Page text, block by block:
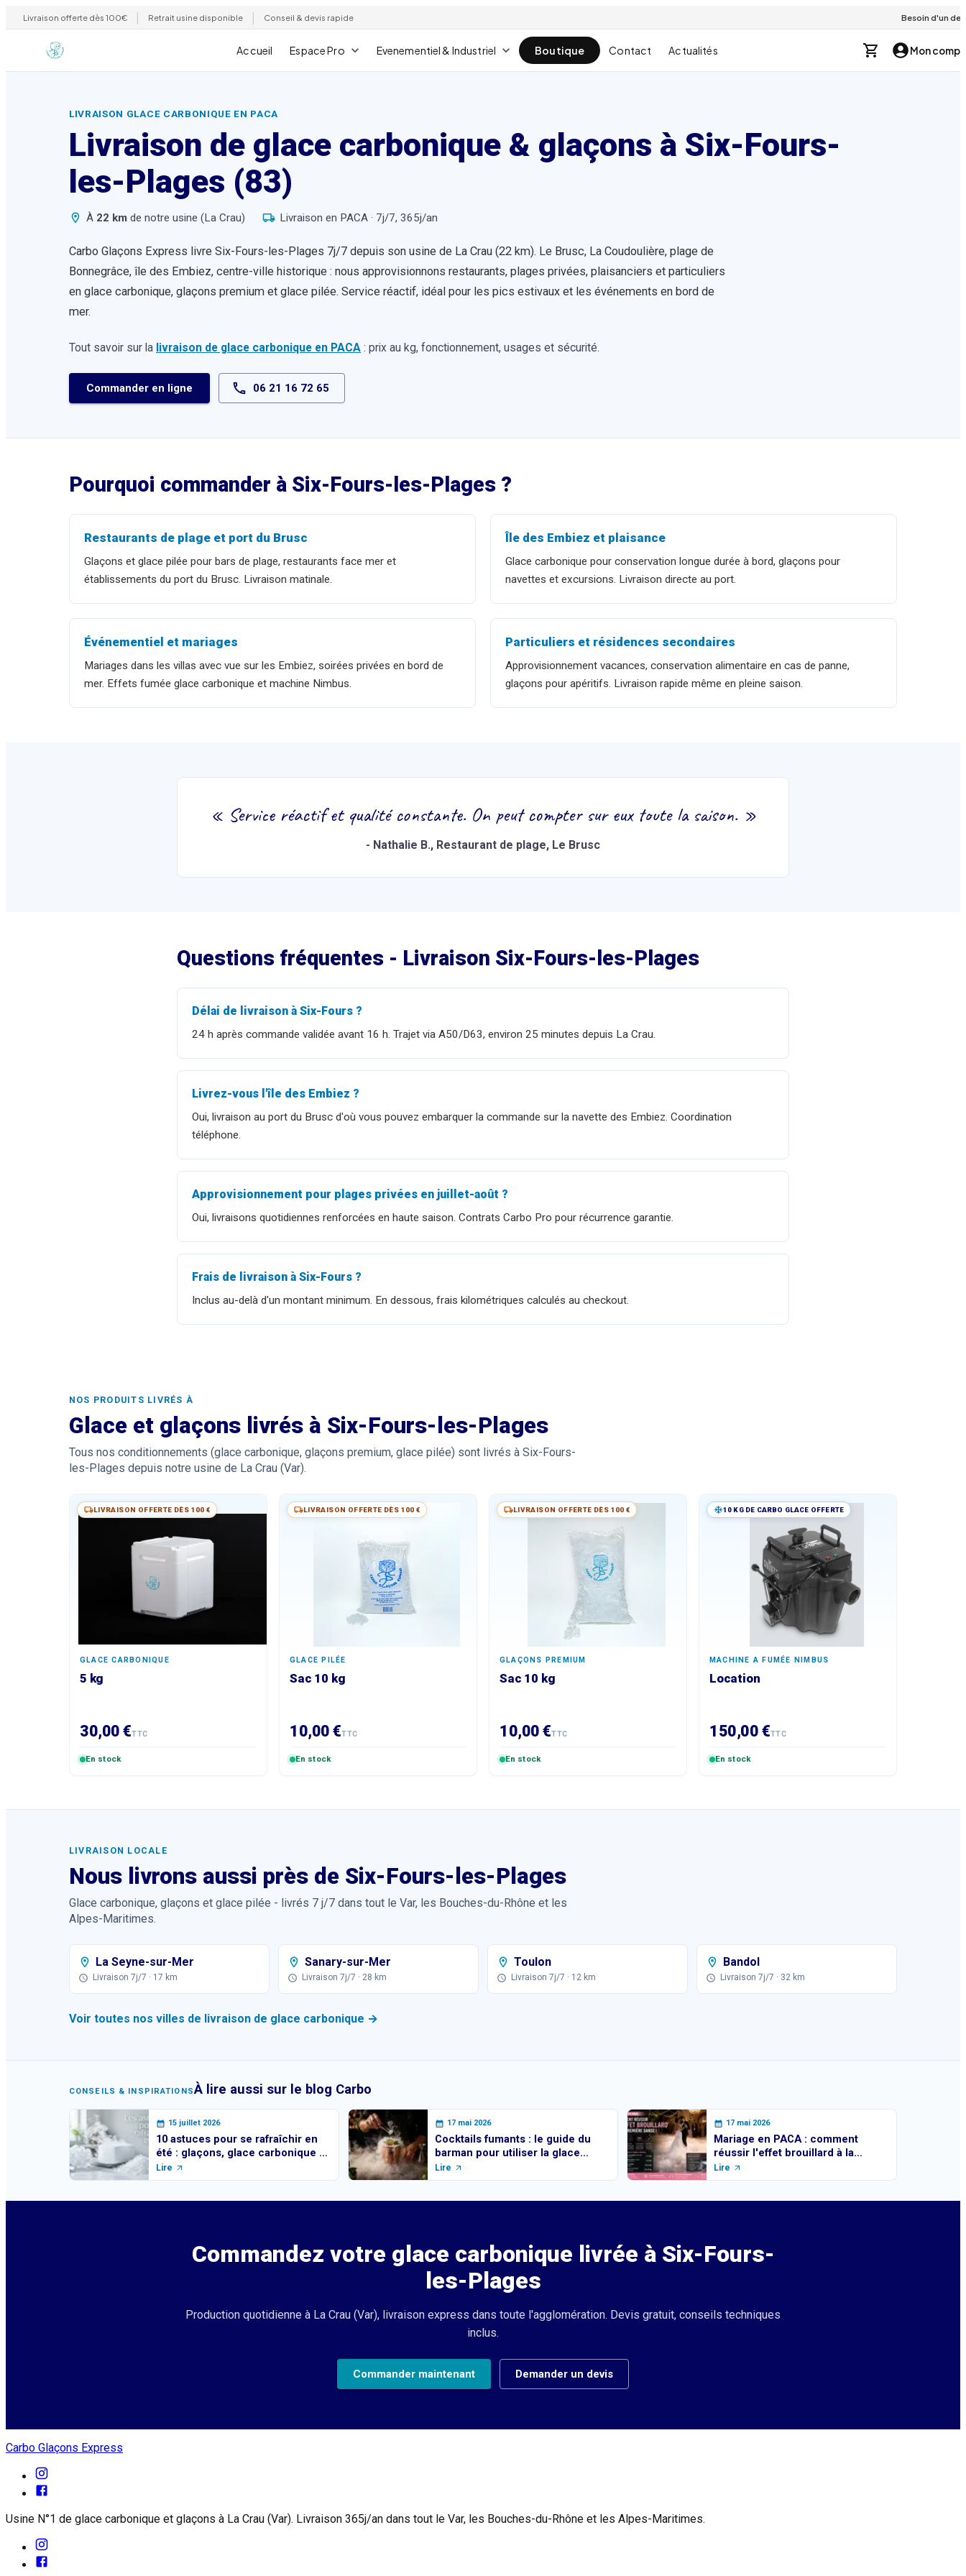
Livraison offerte dès 100€ | Retrait usine disponible | Conseil & devis rapide Besoin d'un
Accueil Espace Pro Evenementiel & Industriel Boutique Contact Actualités Mon
LIVRAISON GLACE CARBONIQUE EN PACA
Livraison de glace carbonique & glaçons à Six-Fours-
les-Plages (83)
À 22 km de notre usine (La Crau) Livraison en PACA · 7j/7, 365j/an
Carbo Glaçons Express livre Six-Fours-les-Plages 7j/7 depuis son usine de La Crau (22 km). Le Brusc, La Coudoulière, plage de
Bonnegrâce, île des Embiez, centre-ville historique : nous approvisionnons restaurants, plages privées, plaisanciers et particuliers
en glace carbonique, glaçons premium et glace pilée. Service réactif, idéal pour les pics estivaux et les événements en bord de
mer.
Tout savoir sur la livraison de glace carbonique en PACA : prix au kg, fonctionnement, usages et sécurité.
Commander en ligne 06 21 16 72 65
Pourquoi commander à Six-Fours-les-Plages ?
Restaurants de plage et port du Brusc
Glaçons et glace pilée pour bars de plage, restaurants face mer et
établissements du port du Brusc. Livraison matinale.
Île des Embiez et plaisance
Glace carbonique pour conservation longue durée à bord, glaçons pour
navettes et excursions. Livraison directe au port.
Événementiel et mariages
Mariages dans les villas avec vue sur les Embiez, soirées privées en bord de
mer. Effets fumée glace carbonique et machine Nimbus.
Particuliers et résidences secondaires
Approvisionnement vacances, conservation alimentaire en cas de panne,
glaçons pour apéritifs. Livraison rapide même en pleine saison.
« Service réactif et qualité constante. On peut compter sur eux toute la saison.»
- Nathalie B., Restaurant de plage, Le Brusc
Questions fréquentes - Livraison Six-Fours-les-Plages
Délai de livraison à Six-Fours ?
24 h après commande validée avant 16 h. Trajet via A50/D63, environ 25 minutes depuis La Crau.
Livrez-vous l'île des Embiez ?
Oui, livraison au port du Brusc d'où vous pouvez embarquer la commande sur la navette des Embiez. Coordination
téléphone.
Approvisionnement pour plages privées en juillet-août ?
Oui, livraisons quotidiennes renforcées en haute saison. Contrats Carbo Pro pour récurrence garantie.
Frais de livraison à Six-Fours ?
Inclus au-delà d'un montant minimum. En dessous, frais kilométriques calculés au checkout.
NOS PRODUITS LIVRÉS À
Glace et glaçons livrés à Six-Fours-les-Plages
Tous nos conditionnements (glace carbonique, glaçons premium, glace pilée) sont livrés à Six-Fours-
les-Plages depuis notre usine de La Crau (Var).
LIVRAISON OFFERTE DÈS 100 €
GLACE CARBONIQUE
5 kg
30,00 €TTC
En stock
LIVRAISON OFFERTE DÈS 100 €
GLACE PILÉE
Sac 10 kg
10,00 €TTC
En stock
LIVRAISON OFFERTE DÈS 100 €
GLAÇONS PREMIUM
Sac 10 kg
10,00 €TTC
En stock
10 KG DE CARBO GLACE OFFERTE
MACHINE A FUMÉE NIMBUS
Location
150,00 €TTC
En stock
LIVRAISON LOCALE
Nous livrons aussi près de Six-Fours-les-Plages
Glace carbonique, glaçons et glace pilée - livrés 7 j/7 dans tout le Var, les Bouches-du-Rhône et les
Alpes-Maritimes.
La Seyne-sur-Mer
Livraison 7j/7 · 17 km
Sanary-sur-Mer
Livraison 7j/7 · 28 km
Toulon
Livraison 7j/7 · 12 km
Bandol
Livraison 7j/7 · 32 km
Voir toutes nos villes de livraison de glace carbonique →
CONSEILS & INSPIRATIONSÀ lire aussi sur le blog Carbo
15 juillet 2026
10 astuces pour se rafraîchir en
été : glaçons, glace carbonique et
bons réflexes
Lire
17 mai 2026
Cocktails fumants : le guide du
barman pour utiliser la glace
carbonique en toute sécurité
Lire
17 mai 2026
Mariage en PACA : comment
réussir l'effet brouillard à la
première danse
Lire
Commandez votre glace carbonique livrée à Six-Fours-
les-Plages
Production quotidienne à La Crau (Var), livraison express dans toute l'agglomération. Devis gratuit, conseils techniques
inclus.
Commander maintenant Demander un devis
Carbo Glaçons Express
Usine N°1 de glace carbonique et glaçons à La Crau (Var). Livraison 365j/an dans tout le Var, les Bouches-du-Rhône et les Alpes-Maritimes.